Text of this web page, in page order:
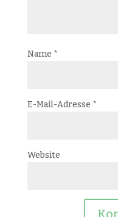
Name *
E-Mail-Adresse *
Website